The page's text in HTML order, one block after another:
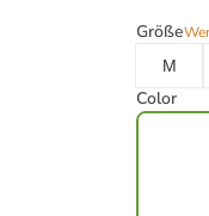
Größe
M
Color